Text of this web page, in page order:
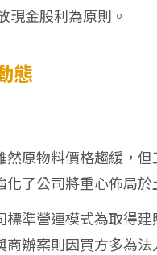
現金股利為原則。
態
然原物料價格趨緩，但
化了公司將重心佈局
標準營運模式為取得
商辦案則因買方多為